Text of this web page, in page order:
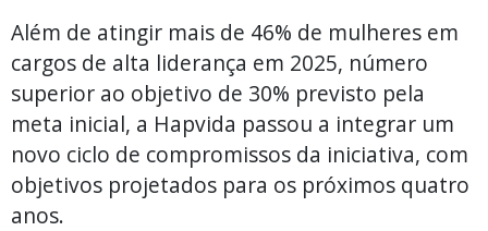
Além de atingir mais de 46% de mulheres em
cargos de alta liderança em 2025, número
superior ao objetivo de 30% previsto pela
meta inicial, a Hapvida passou a integrar um
novo ciclo de compromissos da iniciativa, com
objetivos projetados para os próximos quatro
anos.